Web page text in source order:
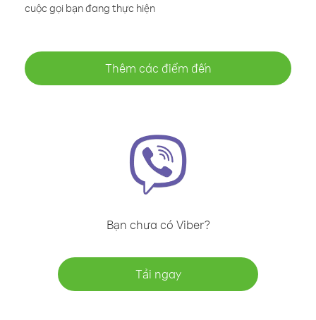
cuộc gọi bạn đang thực hiện
Thêm các điểm đến
Bạn chưa có Viber?
Tải ngay